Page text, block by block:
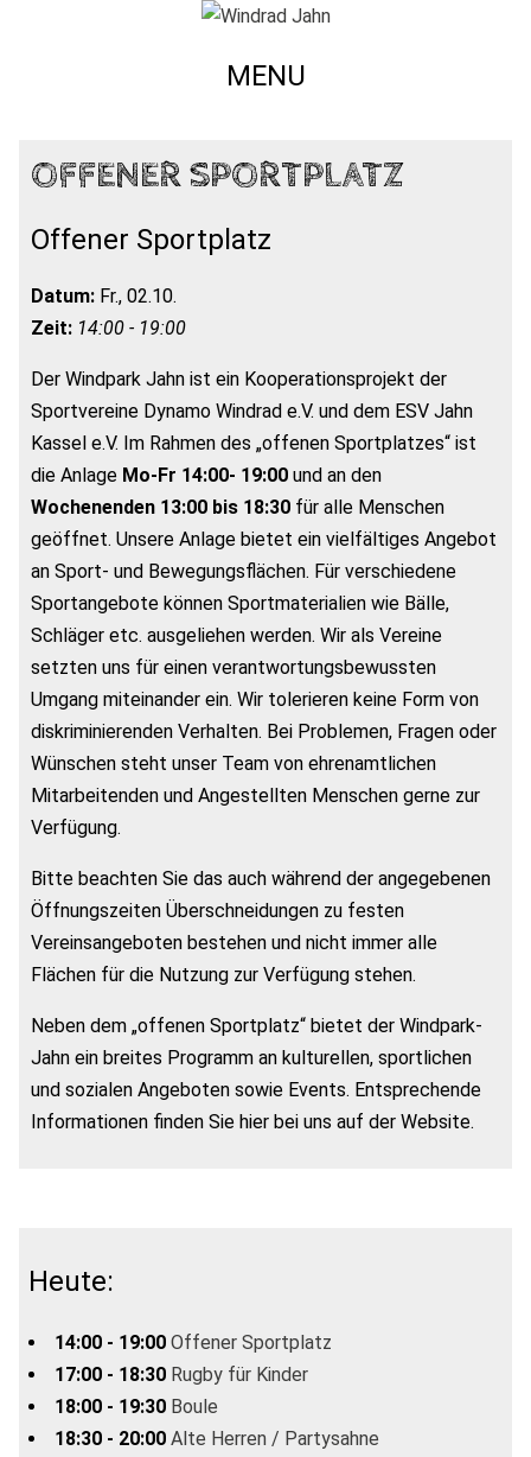
MENU
OFFENER SPORTPLATZ
Offener Sportplatz
Datum: Fr., 02.10.
Zeit: 14:00 - 19:00
Der Windpark Jahn ist ein Kooperationsprojekt der
Sportvereine Dynamo Windrad e.V. und dem ESV Jahn
Kassel e.V. Im Rahmen des „offenen Sportplatzes“ ist
die Anlage Mo-Fr 14:00- 19:00 und an den
Wochenenden 13:00 bis 18:30 für alle Menschen
geöffnet. Unsere Anlage bietet ein vielfältiges Angebot
an Sport- und Bewegungsflächen. Für verschiedene
Sportangebote können Sportmaterialien wie Bälle,
Schläger etc. ausgeliehen werden. Wir als Vereine
setzten uns für einen verantwortungsbewussten
Umgang miteinander ein. Wir tolerieren keine Form von
diskriminierenden Verhalten. Bei Problemen, Fragen oder
Wünschen steht unser Team von ehrenamtlichen
Mitarbeitenden und Angestellten Menschen gerne zur
Verfügung.
Bitte beachten Sie das auch während der angegebenen
Öffnungszeiten Überschneidungen zu festen
Vereinsangeboten bestehen und nicht immer alle
Flächen für die Nutzung zur Verfügung stehen.
Neben dem „offenen Sportplatz“ bietet der Windpark-
Jahn ein breites Programm an kulturellen, sportlichen
und sozialen Angeboten sowie Events. Entsprechende
Informationen finden Sie hier bei uns auf der Website.
Heute:
14:00 - 19:00 Offener Sportplatz
17:00 - 18:30 Rugby für Kinder
18:00 - 19:30 Boule
18:30 - 20:00 Alte Herren / Partysahne